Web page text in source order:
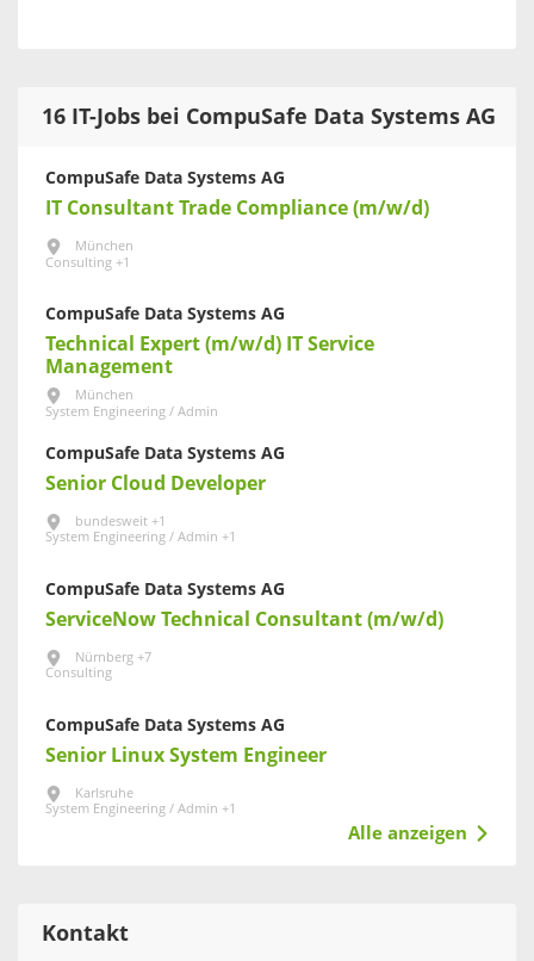
16 IT-Jobs bei CompuSafe Data Systems AG
CompuSafe Data Systems AG
IT Consultant Trade Compliance (m/w/d)
München
Consulting +1
CompuSafe Data Systems AG
Technical Expert (m/w/d) IT Service
Management
München
System Engineering / Admin
CompuSafe Data Systems AG
Senior Cloud Developer
bundesweit +1
System Engineering / Admin +1
CompuSafe Data Systems AG
ServiceNow Technical Consultant (m/w/d)
Nürnberg +7
Consulting
CompuSafe Data Systems AG
Senior Linux System Engineer
Karlsruhe
System Engineering / Admin +1
Alle anzeigen
Kontakt